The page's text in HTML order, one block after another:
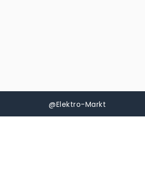
@Elektro-Markt